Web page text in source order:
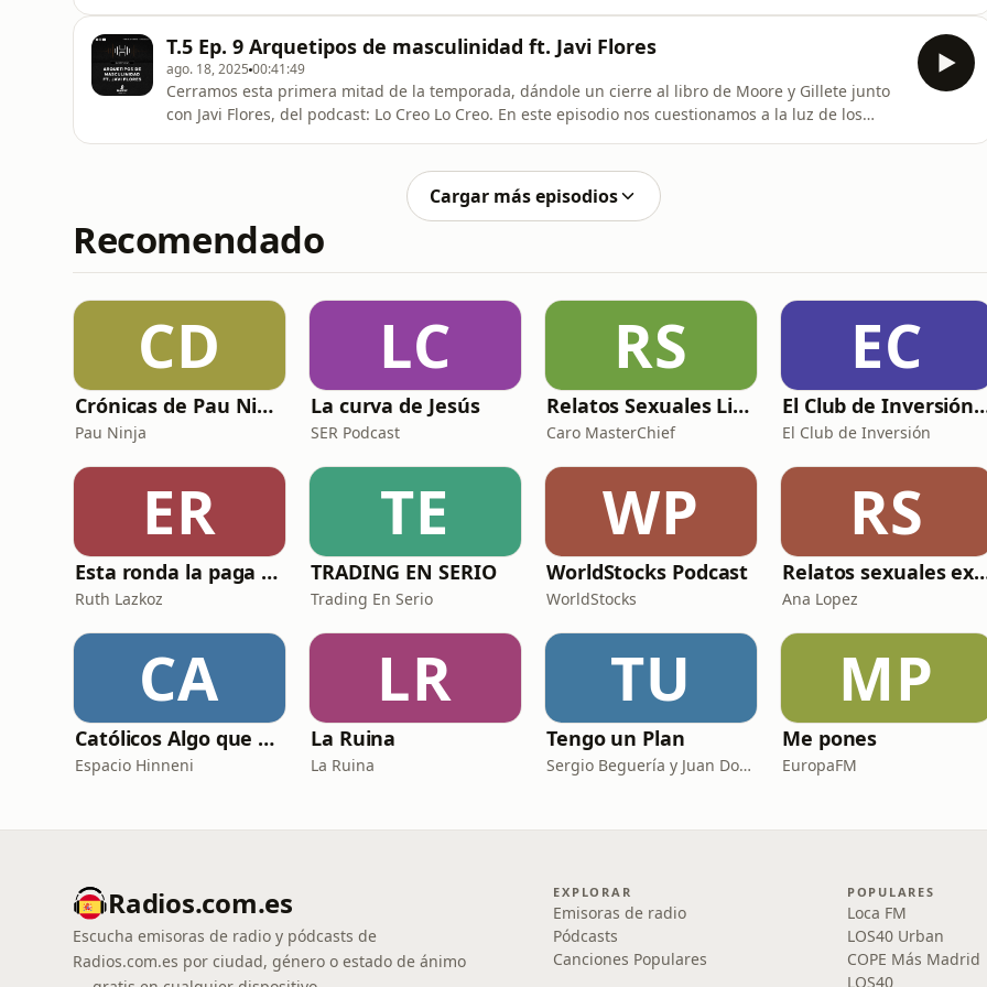
T.5 Ep. 9 Arquetipos de masculinidad ft. Javi Flores
ago. 18, 2025 00:41:49
Cerramos esta primera mitad de la temporada, dándole un cierre al libro de Moore y Gillete junto
con Javi Flores, del podcast: Lo Creo Lo Creo. En este episodio nos cuestionamos a la luz de los
Cargar más episodios
Recomendado
CD
Crónicas de Pau Ninja
Pau Ninja
LC
La curva de Jesús
SER Podcast
RS
Relatos Sexuales Liberales
Caro MasterChief
EC
El Club de
El Club de Inversión
ER
Esta ronda la paga Newton
Ruth Lazkoz
TE
TRADING EN SERIO
Trading En Serio
WP
WorldStocks Podcast
WorldStocks
RS
Relatos
Ana Lopez
CA
Católicos Algo que Saber
Espacio Hinneni
LR
La Ruina
La Ruina
TU
Tengo un Plan
Sergio Beguería y Juan Domínguez
MP
Me pones
EuropaFM
Radios.com.es
Escucha emisoras de radio y pódcasts de
Radios.com.es por ciudad, género o estado de ánimo
EXPLORAR
Emisoras de radio
Pódcasts
Canciones Populares
POPULARES
Loca FM
LOS40 Urban
COPE Más Madrid
LOS40